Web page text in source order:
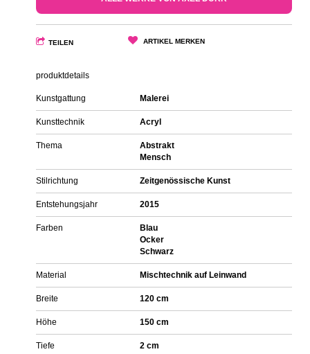
TEILEN ARTIKEL MERKEN
produktdetails
Kunstgattung Malerei
Kunsttechnik Acryl
Thema
Abstrakt
Mensch
Stilrichtung Zeitgenössische Kunst
Entstehungsjahr 2015
Farben
Blau
Ocker
Schwarz
Material Mischtechnik auf Leinwand
Breite 120 cm
Höhe 150 cm
Tiefe 2 cm